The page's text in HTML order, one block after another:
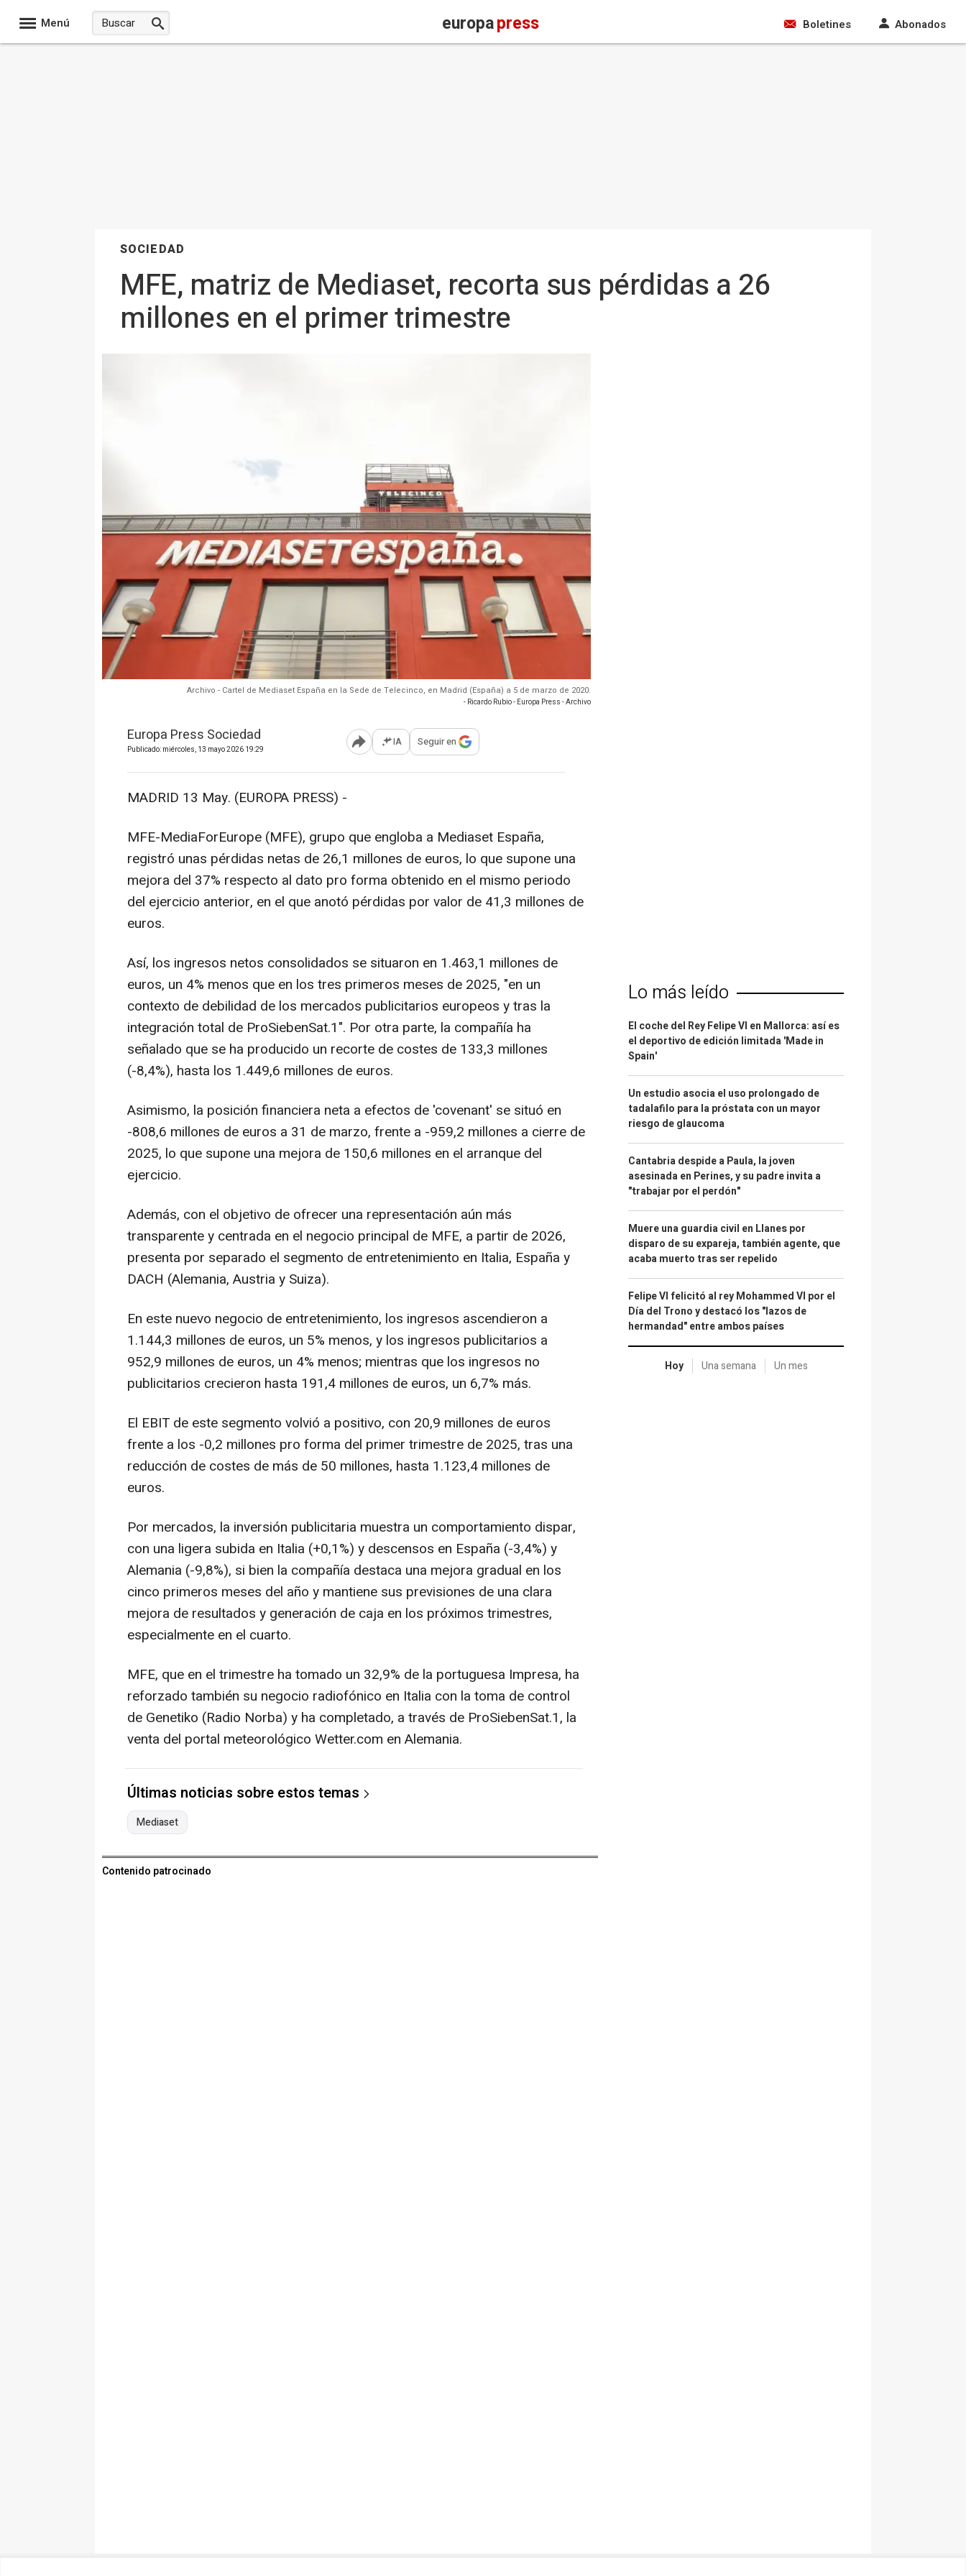
Menú europapress Boletines Abonados
SOCIEDAD
MFE, matriz de Mediaset, recorta sus pérdidas a 26
millones en el primer trimestre
Archivo - Cartel de Mediaset España en la Sede de Telecinco, en Madrid (España) a 5 de marzo de 2020.
- Ricardo Rubio - Europa Press - Archivo
Europa Press Sociedad
Publicado: miércoles, 13 mayo 2026 19:29 Abrir opciones para compartir
IA Seguir en
MADRID 13 May. (EUROPA PRESS) -
MFE-MediaForEurope (MFE), grupo que engloba a Mediaset España,
registró unas pérdidas netas de 26,1 millones de euros, lo que supone una
mejora del 37% respecto al dato pro forma obtenido en el mismo periodo
del ejercicio anterior, en el que anotó pérdidas por valor de 41,3 millones de
euros.
Así, los ingresos netos consolidados se situaron en 1.463,1 millones de
euros, un 4% menos que en los tres primeros meses de 2025, "en un
contexto de debilidad de los mercados publicitarios europeos y tras la
integración total de ProSiebenSat.1". Por otra parte, la compañía ha
señalado que se ha producido un recorte de costes de 133,3 millones
(-8,4%), hasta los 1.449,6 millones de euros.
Asimismo, la posición financiera neta a efectos de 'covenant' se situó en
-808,6 millones de euros a 31 de marzo, frente a -959,2 millones a cierre de
2025, lo que supone una mejora de 150,6 millones en el arranque del
ejercicio.
Además, con el objetivo de ofrecer una representación aún más
transparente y centrada en el negocio principal de MFE, a partir de 2026,
presenta por separado el segmento de entretenimiento en Italia, España y
DACH (Alemania, Austria y Suiza).
En este nuevo negocio de entretenimiento, los ingresos ascendieron a
1.144,3 millones de euros, un 5% menos, y los ingresos publicitarios a
952,9 millones de euros, un 4% menos; mientras que los ingresos no
publicitarios crecieron hasta 191,4 millones de euros, un 6,7% más.
El EBIT de este segmento volvió a positivo, con 20,9 millones de euros
frente a los -0,2 millones pro forma del primer trimestre de 2025, tras una
reducción de costes de más de 50 millones, hasta 1.123,4 millones de
euros.
Por mercados, la inversión publicitaria muestra un comportamiento dispar,
con una ligera subida en Italia (+0,1%) y descensos en España (-3,4%) y
Alemania (-9,8%), si bien la compañía destaca una mejora gradual en los
cinco primeros meses del año y mantiene sus previsiones de una clara
mejora de resultados y generación de caja en los próximos trimestres,
especialmente en el cuarto.
MFE, que en el trimestre ha tomado un 32,9% de la portuguesa Impresa, ha
reforzado también su negocio radiofónico en Italia con la toma de control
de Genetiko (Radio Norba) y ha completado, a través de ProSiebenSat.1, la
venta del portal meteorológico Wetter.com en Alemania.
Últimas noticias sobre estos temas
Mediaset
Contenido patrocinado
Lo más leído
El coche del Rey Felipe VI en Mallorca: así es
el deportivo de edición limitada 'Made in
Spain'
Un estudio asocia el uso prolongado de
tadalafilo para la próstata con un mayor
riesgo de glaucoma
Cantabria despide a Paula, la joven
asesinada en Perines, y su padre invita a
"trabajar por el perdón"
Muere una guardia civil en Llanes por
disparo de su expareja, también agente, que
acaba muerto tras ser repelido
Felipe VI felicitó al rey Mohammed VI por el
Día del Trono y destacó los "lazos de
hermandad" entre ambos países
Hoy Una semana Un mes